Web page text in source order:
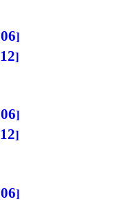
06
12
06
12
06